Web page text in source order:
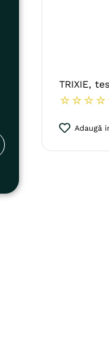
TRIXIE,
☆ ☆ ☆ ☆
Adaugă